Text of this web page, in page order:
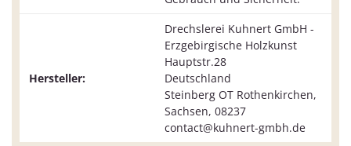
Hersteller:
Drechslerei Kuhnert GmbH -
Erzgebirgische Holzkunst
Hauptstr.28
Deutschland
Steinberg OT Rothenkirchen,
Sachsen, 08237
contact@kuhnert-gmbh.de